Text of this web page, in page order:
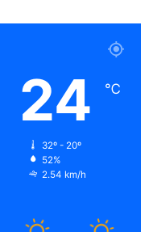
24 ℃
32º - 20º
52%
2.54 km/h